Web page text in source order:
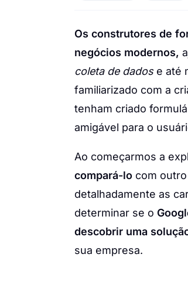
Os construtores de
negócios modernos,
coleta de dadose até
familiarizado com a
tenham criado
amigável para o
Ao começarmos a
compará-lo com
detalhadamente as
determinar se o
descobrir uma
sua empresa.